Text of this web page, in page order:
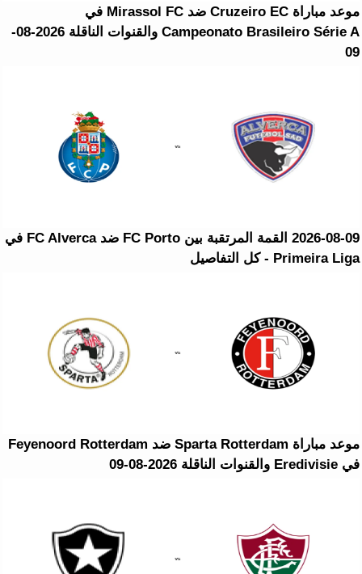
موعد مباراة Cruzeiro EC ضد Mirassol FC في
Campeonato Brasileiro Série A والقنوات الناقلة 2026-08-
09
2026-08-09 القمة المرتقبة بين FC Porto ضد FC Alverca في
Primeira Liga - كل التفاصيل
موعد مباراة Sparta Rotterdam ضد Feyenoord Rotterdam
في Eredivisie والقنوات الناقلة 2026-08-09